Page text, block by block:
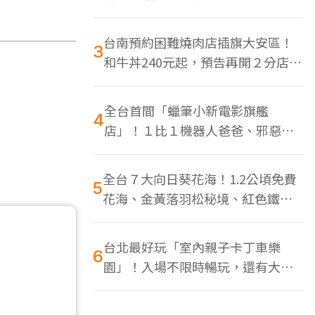
色美食多
3台南預約困難燒肉店插旗大安區！
和牛丼240元起，預告再開２分店、
地點曝光
4全台首間「蠟筆小新電影旗艦
店」！１比１機器人爸爸、邪惡正
男，百款周邊買翻
5全台７大向日葵花海！1.2公頃免費
花海、金黃落羽松秘境、紅色鐵橋
同框
6台北最好玩「室內親子卡丁車樂
園」！入場不限時暢玩，還有大螢
幕Switch遊戲區